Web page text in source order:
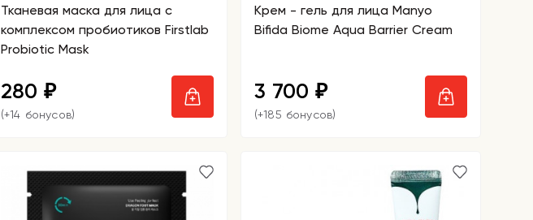
Тканевая маска для лица с
комплексом пробиотиков Firstlab
Probiotic Mask
280 ₽
(+14 бонусов)
Крем - гель для лица Manyo
Bifida Biome Aqua Barrier Cream
3 700 ₽
(+185 бонусов)